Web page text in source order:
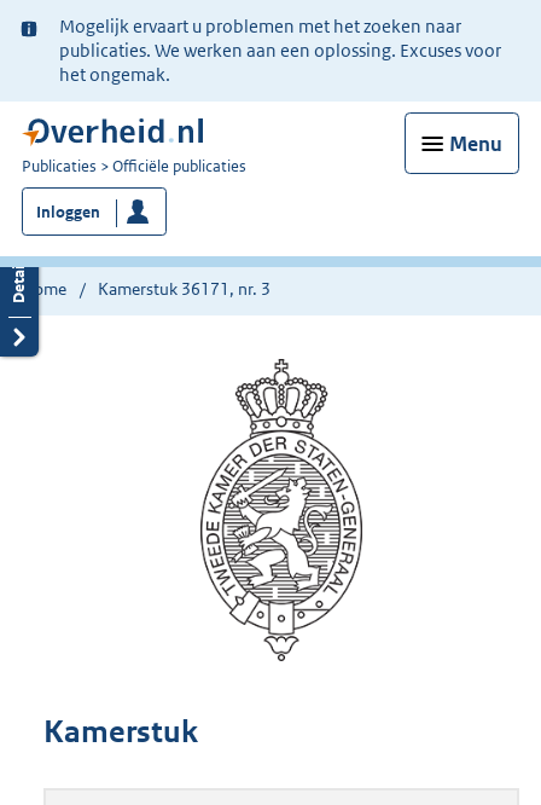
Ter
informatie:
Mogelijk ervaart u problemen met het zoeken naar
publicaties. We werken aan een oplossing. Excuses voor
het ongemak.
Menu
U
bent
nu
hier:
Publicaties Officiële publicaties
Inloggen
Home Kamerstuk 36171, nr. 3
Kamerstuk